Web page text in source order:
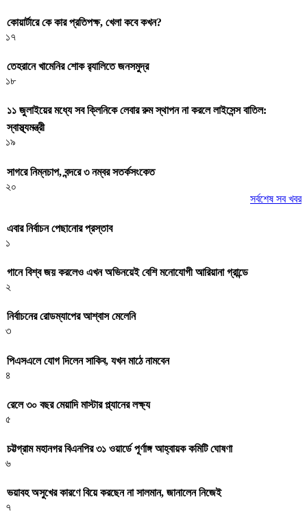
কোয়ার্টারে কে কার প্রতিপক্ষ, খেলা কবে কখন?
১৭
তেহরানে খামেনির শোক র‌্যালিতে জনসমুদ্র
১৮
১১ জুলাইয়ের মধ্যে সব ক্লিনিকে লেবার রুম স্থাপন না করলে লাইসেন্স বাতিল:
স্বাস্থ্যমন্ত্রী
১৯
সাগরে নিম্নচাপ, বন্দরে ৩ নম্বর সতর্কসংকেত
২০
সর্বশেষ সব খবর
এবার নির্বাচন পেছানোর প্রস্তাব
১
গানে বিশ্ব জয় করলেও এখন অভিনয়েই বেশি মনোযোগী আরিয়ানা গ্রান্ডে
২
নির্বাচনের রোডম্যাপের আশ্বাস মেলেনি
৩
পিএসএলে যোগ দিলেন সাকিব, যখন মাঠে নামবেন
৪
রেলে ৩০ বছর মেয়াদি মাস্টার প্ল্যানের লক্ষ্য
৫
চট্টগ্রাম মহানগর বিএনপির ৩১ ওয়ার্ডে পূর্ণাঙ্গ আহ্বায়ক কমিটি ঘোষণা
৬
ভয়াবহ অসুখের কারণে বিয়ে করছেন না সালমান, জানালেন নিজেই
৭